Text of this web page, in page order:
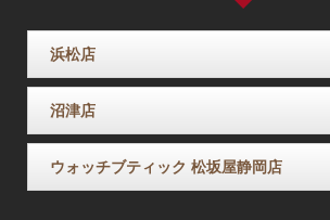
浜松店
沼津店
ウォッチブティック 松坂屋静岡店